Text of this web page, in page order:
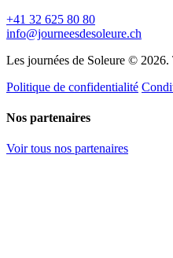
+41 32 625 80 80
info@journeesdesoleure.ch
Les journées de Soleure © 2026.
Politique de confidentialité
Nos partenaires
Voir tous nos partenaires